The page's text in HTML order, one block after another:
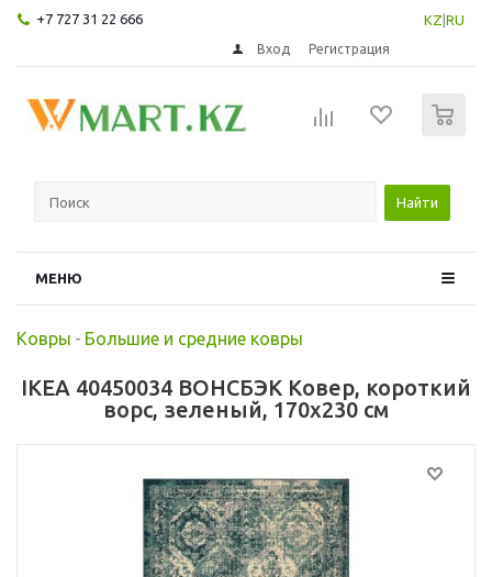
+7 727 31 22 666 KZ RU
Вход Регистрация
Найти
МЕНЮ
Ковры - Большие и средние ковры
IKEA 40450034 ВОНСБЭК Ковер, короткий
ворс, зеленый, 170x230 см